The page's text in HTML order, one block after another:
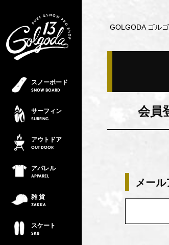
スノーボード
SNOW BOARD
サーフィン
SURFING
アウトドア
OUT DOOR
アパレル
APPAREL
雑 貨
ZAKKA
スケート
SK8
GOLGODA ゴル
会員
メール